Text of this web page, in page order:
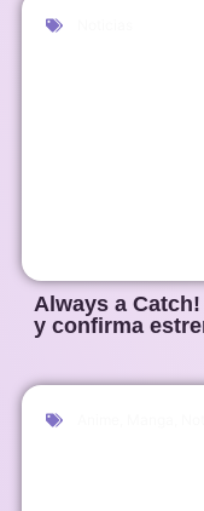
Always a
y confirma